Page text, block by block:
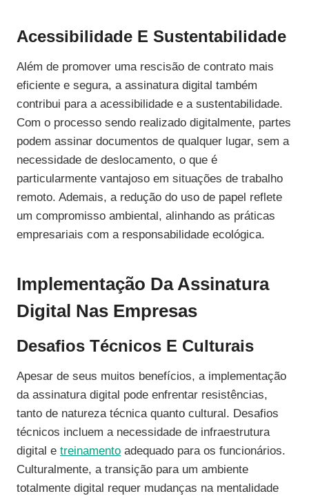
Acessibilidade E Sustentabilidade
Além de promover uma rescisão de contrato mais
eficiente e segura, a assinatura digital também
contribui para a acessibilidade e a sustentabilidade.
Com o processo sendo realizado digitalmente, partes
podem assinar documentos de qualquer lugar, sem a
necessidade de deslocamento, o que é
particularmente vantajoso em situações de trabalho
remoto. Ademais, a redução do uso de papel reflete
um compromisso ambiental, alinhando as práticas
empresariais com a responsabilidade ecológica.
Implementação Da Assinatura
Digital Nas Empresas
Desafios Técnicos E Culturais
Apesar de seus muitos benefícios, a implementação
da assinatura digital pode enfrentar resistências,
tanto de natureza técnica quanto cultural. Desafios
técnicos incluem a necessidade de infraestrutura
digital e treinamento adequado para os funcionários.
Culturalmente, a transição para um ambiente
totalmente digital requer mudanças na mentalidade